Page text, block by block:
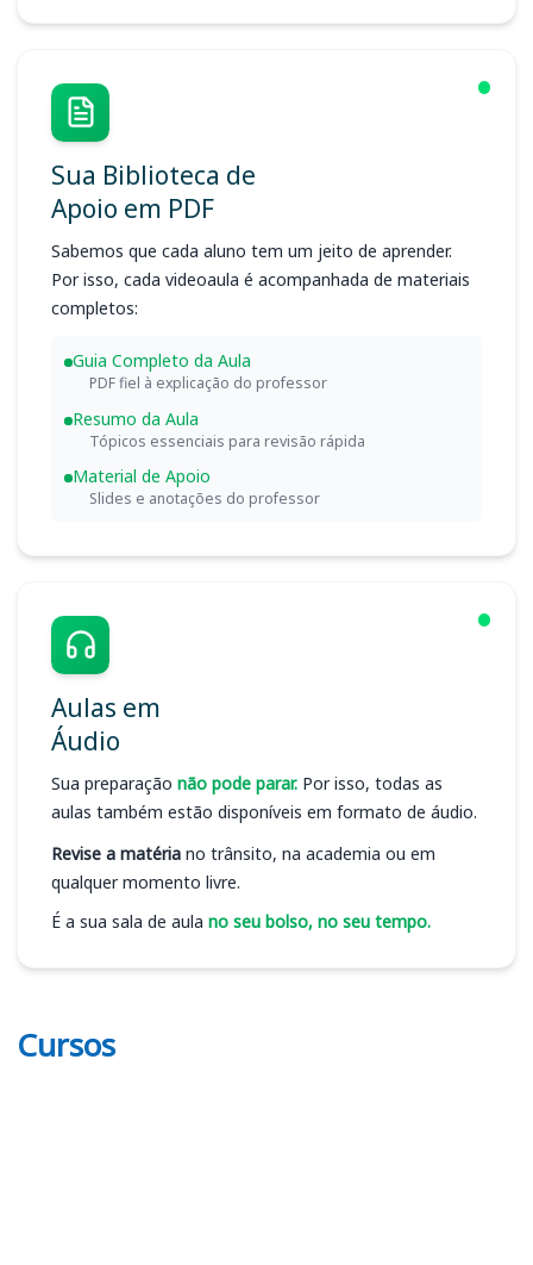
Sua Biblioteca de
Apoio em PDF
Sabemos que cada aluno tem um jeito de aprender.
Por isso, cada videoaula é acompanhada de materiais
completos:
Guia Completo da Aula
PDF fiel à explicação do professor
Resumo da Aula
Tópicos essenciais para revisão rápida
Material de Apoio
Slides e anotações do professor
Aulas em
Áudio
Sua preparação não pode parar. Por isso, todas as
aulas também estão disponíveis em formato de áudio.
Revise a matéria no trânsito, na academia ou em
qualquer momento livre.
É a sua sala de aula no seu bolso, no seu tempo.
Cursos